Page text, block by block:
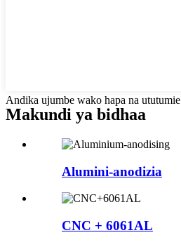
Andika ujumbe wako hapa na ututumie
Makundi ya bidhaa
Alumini-anodizia
CNC + 6061AL